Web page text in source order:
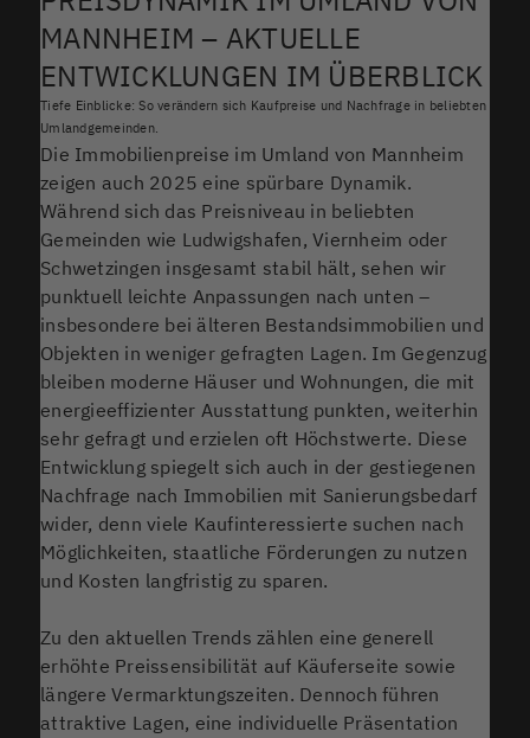
MANNHEIM – AKTUELLE
ENTWICKLUNGEN IM ÜBERBLICK
Tiefe Einblicke: So verändern sich Kaufpreise und Nachfrage in beliebten
Umlandgemeinden.
Die Immobilienpreise im Umland von Mannheim
zeigen auch 2025 eine spürbare Dynamik.
Während sich das Preisniveau in beliebten
Gemeinden wie Ludwigshafen, Viernheim oder
Schwetzingen insgesamt stabil hält, sehen wir
punktuell leichte Anpassungen nach unten –
insbesondere bei älteren Bestandsimmobilien und
Objekten in weniger gefragten Lagen. Im Gegenzug
bleiben moderne Häuser und Wohnungen, die mit
energieeffizienter Ausstattung punkten, weiterhin
sehr gefragt und erzielen oft Höchstwerte. Diese
Entwicklung spiegelt sich auch in der gestiegenen
Nachfrage nach Immobilien mit Sanierungsbedarf
wider, denn viele Kaufinteressierte suchen nach
Möglichkeiten, staatliche Förderungen zu nutzen
und Kosten langfristig zu sparen.
Zu den aktuellen Trends zählen eine generell
erhöhte Preissensibilität auf Käuferseite sowie
längere Vermarktungszeiten. Dennoch führen
attraktive Lagen, eine individuelle Präsentation